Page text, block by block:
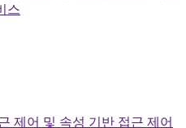
스
제어 및 속성 기반 접근 제어